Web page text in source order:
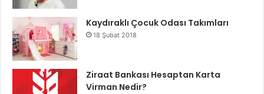
Kaydıraklı Çocuk Odası Takımları
18 Şubat 2018
Ziraat Bankası Hesaptan Karta
Virman Nedir?